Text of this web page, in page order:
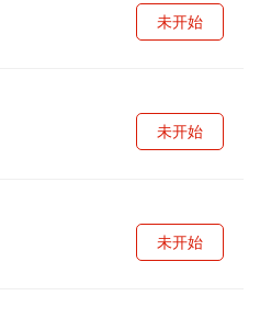
未开始
未开始
未开始